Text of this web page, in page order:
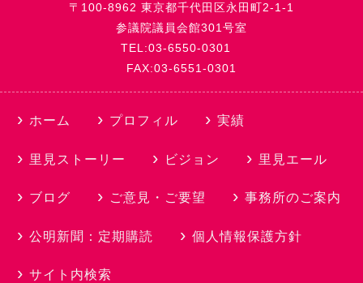
〒100-8962 東京都千代田区永田町2-1-1
参議院議員会館301号室
TEL:03-6550-0301
FAX:03-6551-0301
ホーム プロフィル 実績
里見ストーリー ビジョン 里見エール
ブログ ご意見・ご要望 事務所のご案内
公明新聞：定期購読 個人情報保護方針
サイト内検索